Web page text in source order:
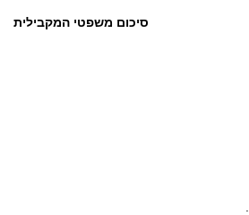
סיכום משפטי המקבילית